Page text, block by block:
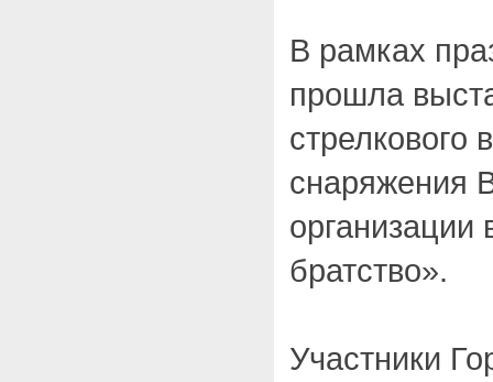
В рамках
прошла
стрелкового
снаряжения
организации
братство».
Участники